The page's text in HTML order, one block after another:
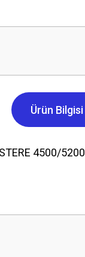
Ürün Bilgisi
4500/5200